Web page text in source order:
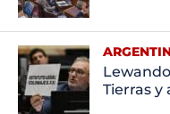
Tierras y